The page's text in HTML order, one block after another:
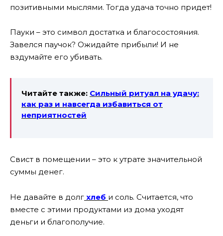
позитивными мыслями. Тогда удача точно придет!
Пауки – это символ достатка и благосостояния.
Завелся паучок? Ожидайте прибыли! И не
вздумайте его убивать.
Читайте также: Cильный ритуал на удачу:
как раз и навсегда избавиться от
неприятностей
Свист в помещении – это к утрате значительной
суммы денег.
Не давайте в долг хлеб и соль. Считается, что
вместе с этими продуктами из дома уходят
деньги и благополучие.